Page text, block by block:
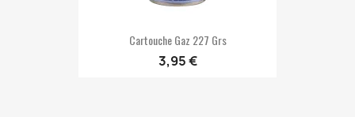
Cartouche Gaz 227 Grs
3,95 €